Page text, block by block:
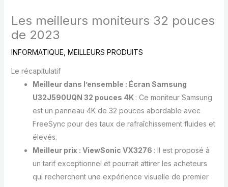
Les meilleurs moniteurs 32 pouces
de 2023
INFORMATIQUE MEILLEURS PRODUITS
Le récapitulatif
Meilleur dans l’ensemble : Écran Samsung
U32J590UQN 32 pouces 4K : Ce moniteur Samsung
est un panneau 4K de 32 pouces abordable avec
FreeSync pour des taux de rafraîchissement fluides et
élevés.
Meilleur prix : ViewSonic VX3276 : Il est proposé à
un tarif exceptionnel et pourrait attirer les acheteurs
qui recherchent une expérience visuelle de premier